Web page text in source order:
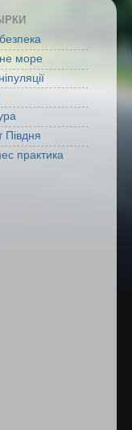
море
Півдня
практика